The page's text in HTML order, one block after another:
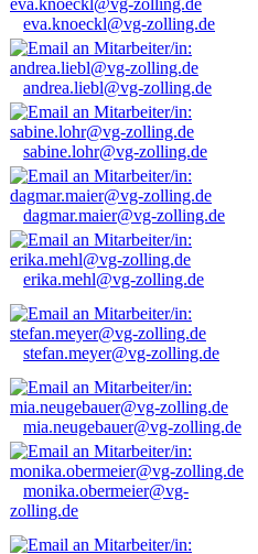
eva.knoeckl@vg-zolling.de
andrea.liebl@vg-zolling.de
sabine.lohr@vg-zolling.de
dagmar.maier@vg-zolling.de
erika.mehl@vg-zolling.de
stefan.meyer@vg-zolling.de
mia.neugebauer@vg-zolling.de
monika.obermeier@vg-
zolling.de